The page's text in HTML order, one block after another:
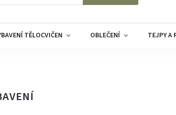
TĚLOCVIČEN OBLEČENÍ TEJPY A